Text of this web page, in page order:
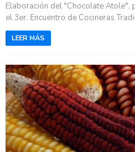
Elaboración del "Chocolate Atole",
el 3er. Encuentro de Cocineras
LEER MÁS